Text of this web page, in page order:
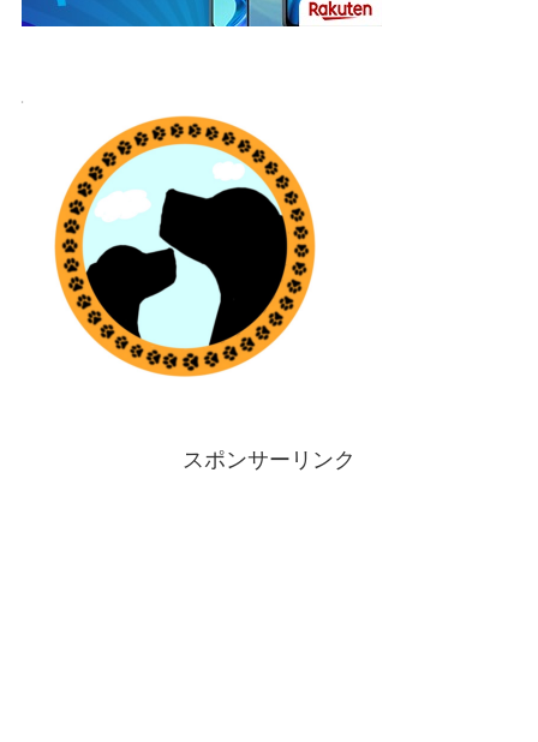
スポンサーリンク